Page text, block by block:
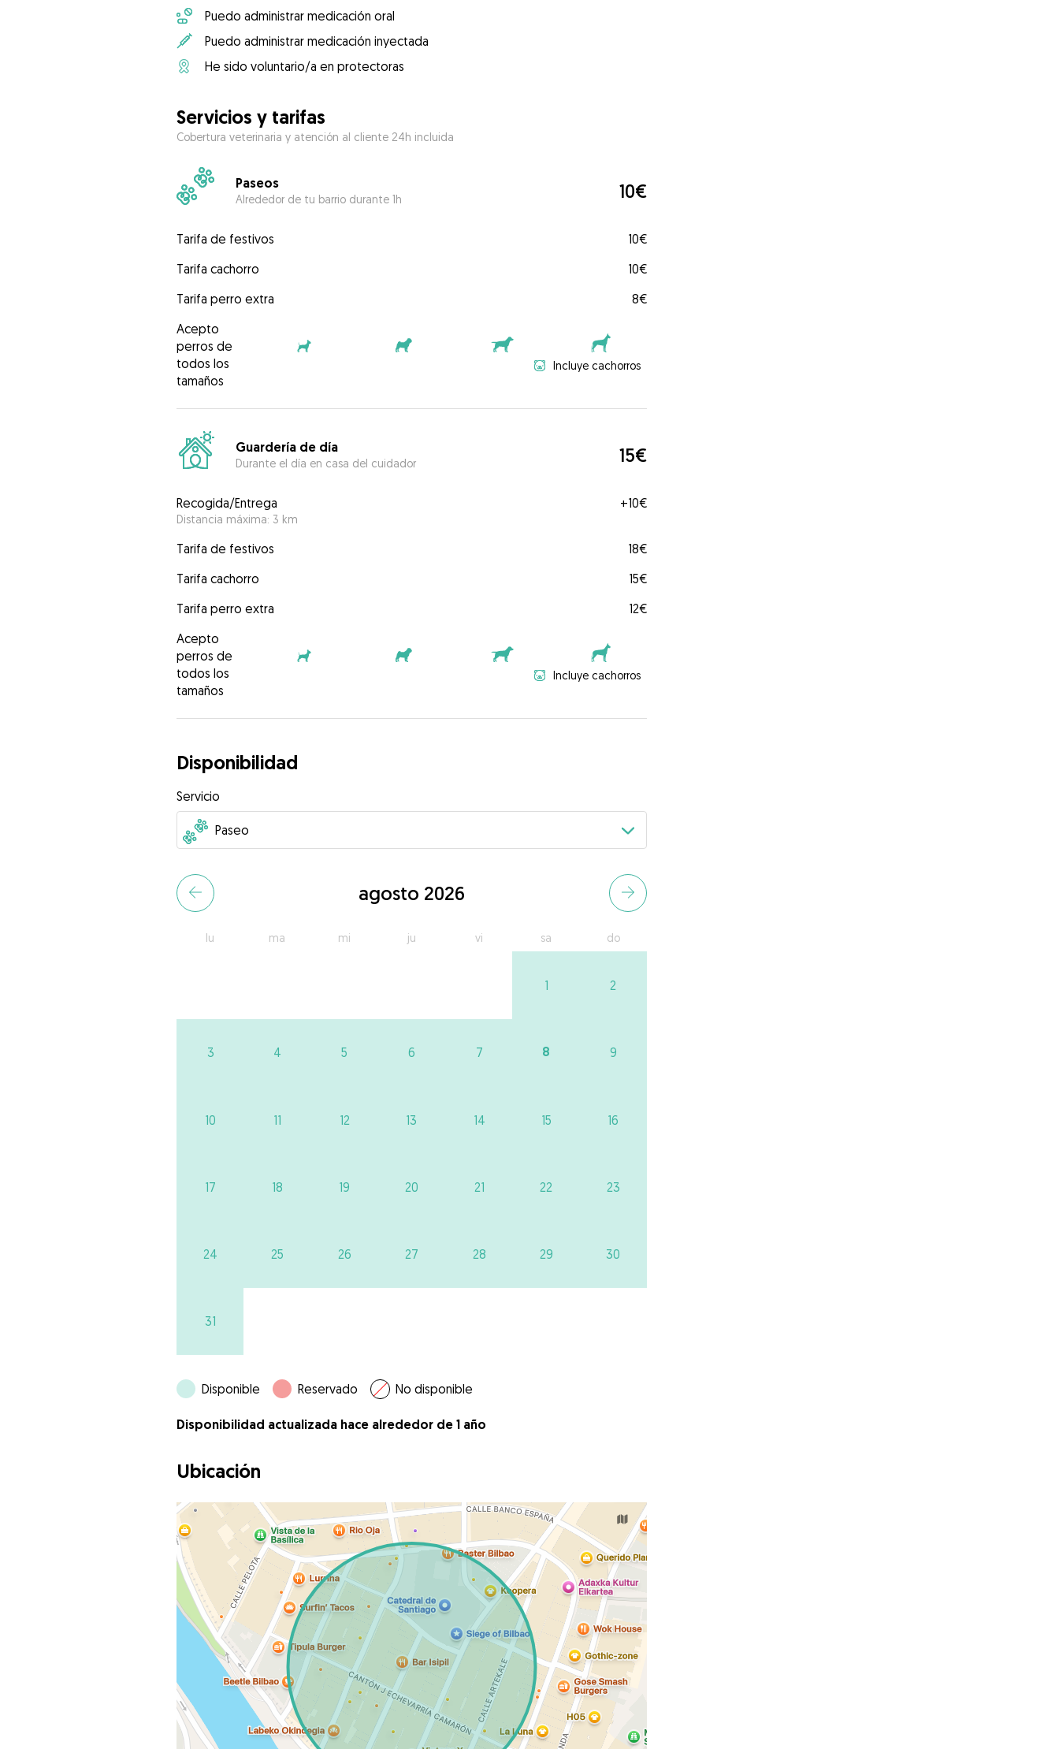
Puedo administrar medicación oral
Puedo administrar medicación inyectada
He sido voluntario/a en protectoras
Servicios y tarifas
Cobertura veterinaria y atención al cliente 24h incluida
Paseos
Alrededor de tu barrio durante 1h 10€
Tarifa de festivos
10€
Tarifa cachorro
10€
Tarifa perro extra
8€
Acepto
perros de
todos los
tamaños
Incluye cachorros
Guardería de día
Durante el día en casa del cuidador 15€
Recogida/Entrega
Distancia máxima: 3 km
+10€
Tarifa de festivos
18€
Tarifa cachorro
15€
Tarifa perro extra
12€
Acepto
perros de
todos los
tamaños
Incluye cachorros
Disponibilidad
Servicio
agosto 2026
lu ma mi ju vi sa do
1 2
3 4 5 6 7 8 9
10 11 12 13 14 15 16
17 18 19 20 21 22 23
24 25 26 27 28 29 30
31
Disponible Reservado No disponible
Disponibilidad actualizada hace alrededor de 1 año
Ubicación